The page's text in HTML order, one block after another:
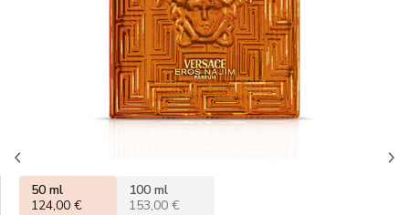
50 ml
124,00 €
100 ml
153,00 €